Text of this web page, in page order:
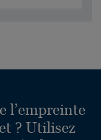
l’empreinte
? Utilisez